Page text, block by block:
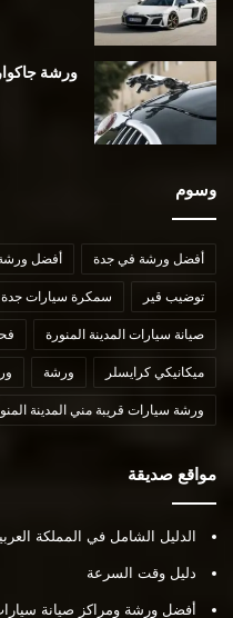
ورشة
وسوم
أفضل ورشة في جدة أفضل
توضيب قير سمكرة سيارات جدة
صيانة سيارات المدينة المنورة
ميكانيكي كرايسلر ورشة
ورشة سيارات قريبة مني المدينة
مواقع صديقة
الدليل الشامل في المملكة
دليل وقت السرعة
أفضل ورشة ومراكز صيانة